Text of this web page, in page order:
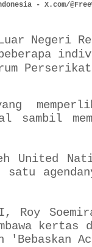
- X.com/
Negeri
sambil
United
kertas
'Bebaskan